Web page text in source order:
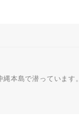
本島で潜っています。